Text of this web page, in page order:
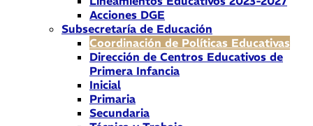
Acciones DGE
Subsecretaría de Educación
Coordinación de Políticas Educativas
Dirección de Centros Educativos de
Primera Infancia
Inicial
Primaria
Secundaria